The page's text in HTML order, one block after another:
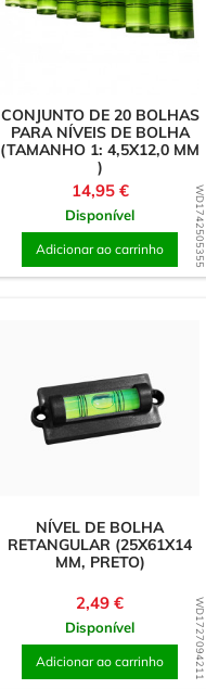
WD1742505355
CONJUNTO DE 20 BOLHAS
PARA NÍVEIS DE BOLHA
(TAMANHO 1: 4,5X12,0 MM
)
Preço
14,95 €
Disponível
Adicionar ao carrinho
WD1727094211
NÍVEL DE BOLHA
RETANGULAR (25X61X14
MM, PRETO)
Preço
2,49 €
Disponível
Adicionar ao carrinho